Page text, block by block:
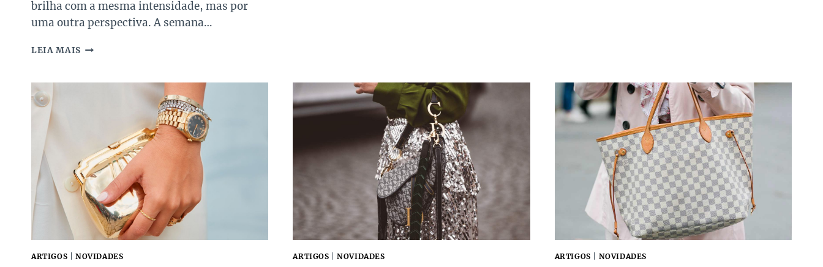
brilha com a mesma intensidade, mas por
uma outra perspectiva. A semana…
LEIA MAIS COPENHAGEN
2024:
MODA
MAIS
SUSTENTÁVEL
DO
MUNDO!
ARTIGOS NOVIDADES ARTIGOS |NOVIDADES ARTIGOS NOVIDADES